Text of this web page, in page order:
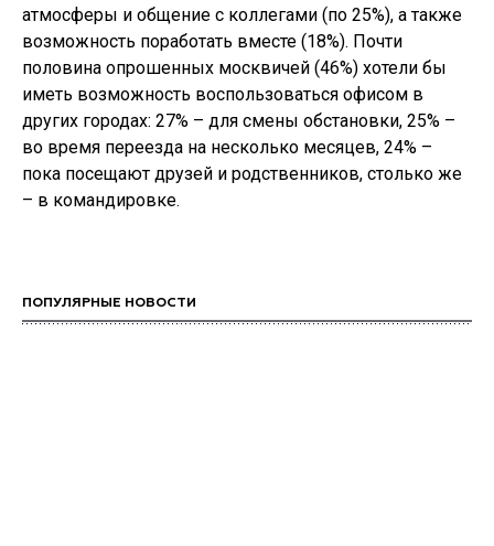
атмосферы и общение с коллегами (по 25%), а также
возможность поработать вместе (18%). Почти
половина опрошенных москвичей (46%) хотели бы
иметь возможность воспользоваться офисом в
других городах: 27% – для смены обстановки, 25% –
во время переезда на несколько месяцев, 24% –
пока посещают друзей и родственников, столько же
– в командировке.
ПОПУЛЯРНЫЕ НОВОСТИ